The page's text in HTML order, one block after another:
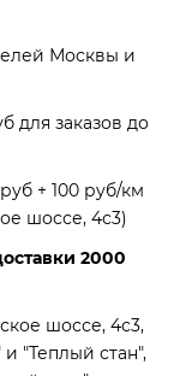
Москвы и
для заказов до
+ 100 руб/км
шоссе, 4с3)
2000
шоссе, 4с3,
"Теплый стан",